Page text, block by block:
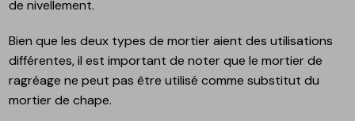
de nivellement.
Bien que les deux types de mortier aient des utilisations
différentes, il est important de noter que le mortier de
ragréage ne peut pas être utilisé comme substitut du
mortier de chape.